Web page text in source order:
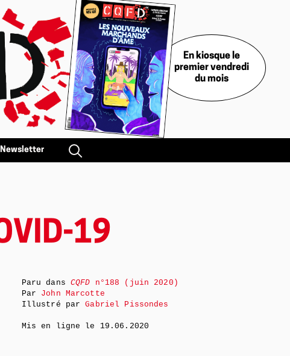
En kiosque le
premier vendredi
du mois
Newsletter
19
Paru dans CQFD n°188 (juin 2020)
Par John Marcotte
Illustré parGabriel Pissondes
Mis en ligne le 19.06.2020